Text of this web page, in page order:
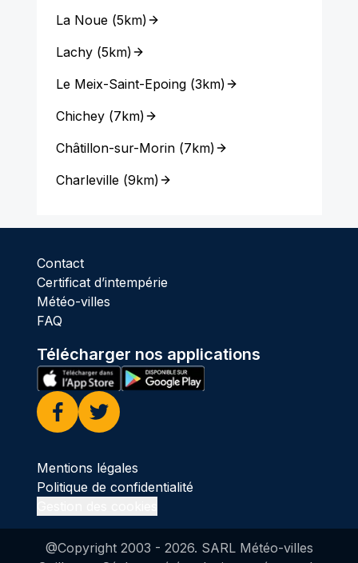
La Noue(5km)
Lachy(5km)
Le Meix-Saint-Epoing(3km)
Chichey(7km)
Châtillon-sur-Morin(7km)
Charleville(9km)
Contact
Certificat d’intempérie
Météo-villes
FAQ
Télécharger nos applications
Facebook
Twitter
Mentions légales
Politique de confidentialité
@Copyright 2003 - 2026. SARL Météo-villes